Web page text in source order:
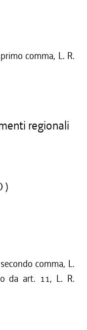
comma, L. R.
regionali
)
comma, L.
da art. 11, L. R.